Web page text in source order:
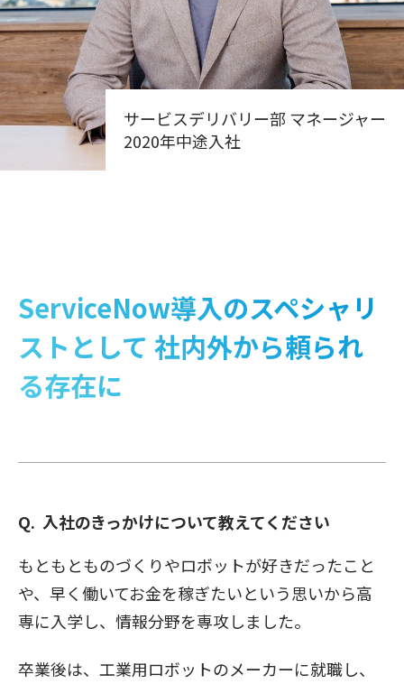
サービスデリバリー部 マネージャー
2020年中途入社
ServiceNow導入のスペシャリ
ストとして 社内外から頼られ
る存在に
入社のきっかけについて教えてください
もともとものづくりやロボットが好きだったこと
や、早く働いてお金を稼ぎたいという思いから高
専に入学し、情報分野を専攻しました。
卒業後は、工業用ロボットのメーカーに就職し、